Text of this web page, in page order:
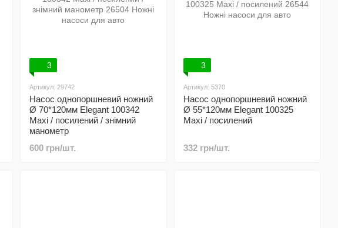
3
Артикул: 29742
Насос однопоршневий ножний
Ø 70*120мм Elegant 100342
Maxi / посилений / знімний
манометр
600 грн/шт.
3
Артикул: 5370
Насос однопоршневий ножний
Ø 55*120мм Elegant 100325
Maxi / посилений
332 грн/шт.